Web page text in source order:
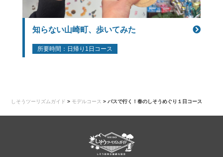
知らない山崎町、歩いてみた
所要時間：日帰り1日コース
しそうツーリズムガイド > モデルコース >バスで行く！春のしそうめぐり１日コース